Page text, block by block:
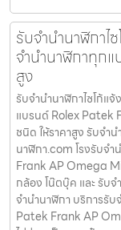
รับจำนำนาฬิกาไ
จำนำนาฬิกาทุก
สูง
รับจำนำนาฬิกาไซโก้แ
แบรนด์ Rolex Patek
ชนิด ให้ราคาสูง รับจำ
นาฬิกา.com โรงรับจ
Frank AP Omega
กล้อง โน๊ตบุ๊ค และ รับ
จำนำนาฬิกา บริการรับ
Patek Frank AP